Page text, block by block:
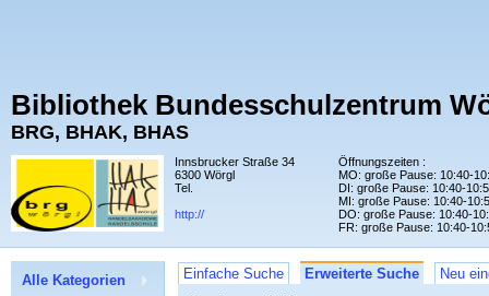
Bibliothek Bundesschulzentrum
BRG, BHAK, BHAS
Innsbrucker Straße 34
6300 Wörgl
Tel.
http://
Öffnungszeiten :
MO: große Pause: 10:40-
DI: große Pause: 10:40-
MI: große Pause: 10:40-
DO: große Pause: 10:40-
FR: große Pause: 10:40-
Einfache Suche Erweiterte Suche Neu
Alle Kategorien